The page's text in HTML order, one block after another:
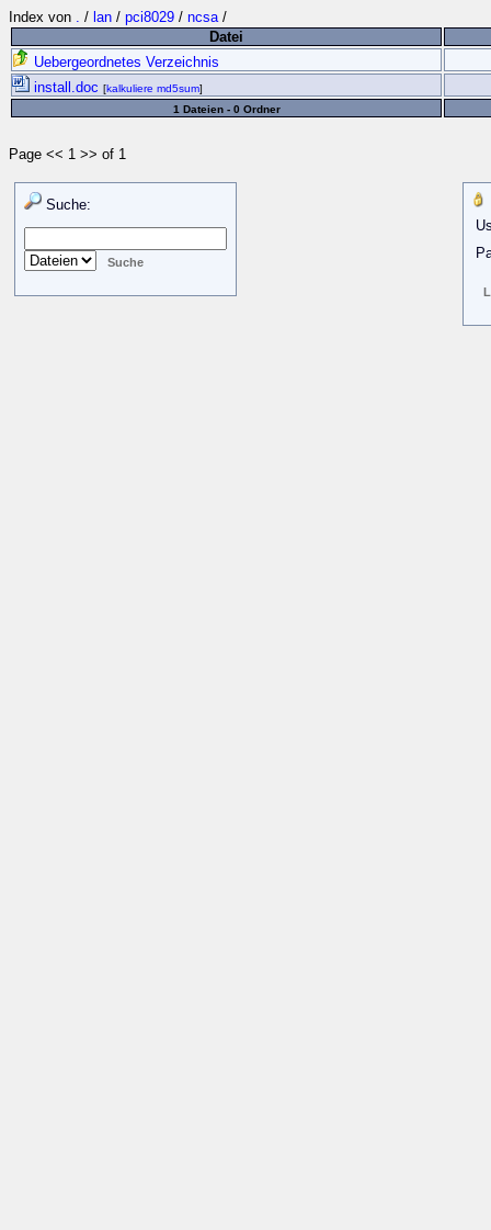
Index von . / lan / pci8029 / ncsa/
Datei
Uebergeordnetes Verzeichnis
install.doc [kalkuliere md5sum]
1 Dateien - 0 Ordner
Page << 1 >> of 1
Suche: